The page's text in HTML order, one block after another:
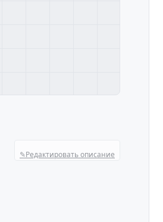
✎Редактировать описание